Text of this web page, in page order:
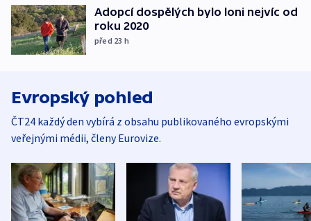
Adopcí dospělých bylo loni nejvíc od
roku 2020
před 23 h
Evropský pohled
ČT24 každý den vybírá z obsahu publikovaného evropskými
veřejnými médii, členy Eurovize.